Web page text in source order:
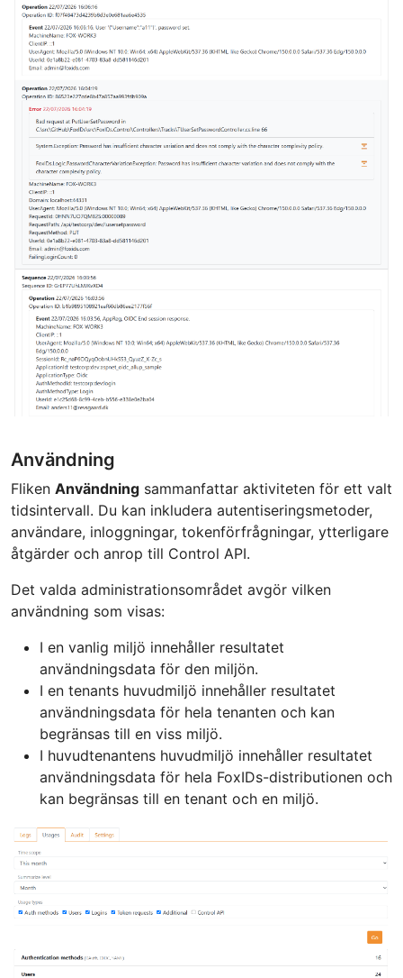
Användning
Fliken Användning sammanfattar aktiviteten för ett valt
tidsintervall. Du kan inkludera autentiseringsmetoder,
användare, inloggningar, tokenförfrågningar, ytterligare
åtgärder och anrop till Control API.
Det valda administrationsområdet avgör vilken
användning som visas:
I en vanlig miljö innehåller resultatet
användningsdata för den miljön.
I en tenants huvudmiljö innehåller resultatet
användningsdata för hela tenanten och kan
begränsas till en viss miljö.
I huvudtenantens huvudmiljö innehåller resultatet
användningsdata för hela FoxIDs-distributionen och
kan begränsas till en tenant och en miljö.